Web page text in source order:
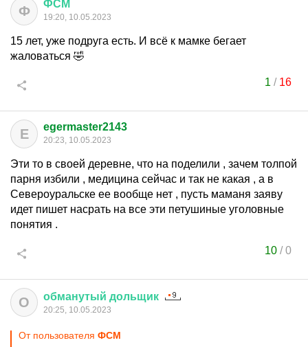
Ф ФСМ
19:20, 10.05.2023
15 лет, уже подруга есть. И всё к мамке бегает
жаловаться 🤣
1 / 16
E egermaster2143
20:23, 10.05.2023
Эти то в своей деревне, что на поделили , зачем толпой
парня избили , медицина сейчас и так не какая , а в
Североуральске ее вообще нет , пусть маманя заяву
идет пишет насрать на все эти петушиные уголовные
понятия .
10 /0
О обманутый дольщик
20:25, 10.05.2023
От пользователя ФСМ